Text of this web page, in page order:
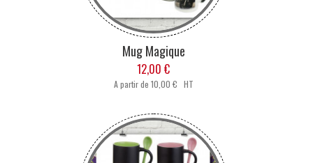
Mug Magique
12,00 €
A partir de 10,00 € HT